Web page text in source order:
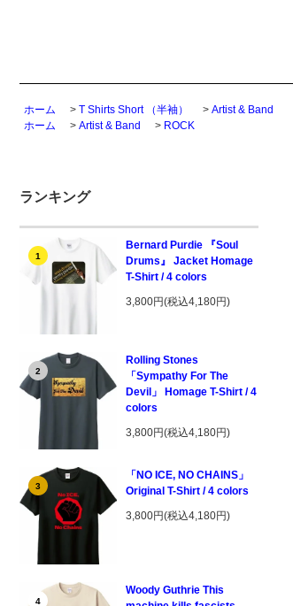
ホーム > T Shirts Short （半袖） > Artist & Band
ホーム
> Artist & Band > ROCK
ランキング
1
Bernard Purdie 『Soul
Drums』 Jacket Homage
T-Shirt / 4 colors
3,800円(税込4,180円)
2
Rolling Stones
「Sympathy For The
Devil」 Homage T-Shirt / 4
colors
3,800円(税込4,180円)
3
「NO ICE, NO CHAINS」
Original T-Shirt / 4 colors
3,800円(税込4,180円)
4
Woody Guthrie This